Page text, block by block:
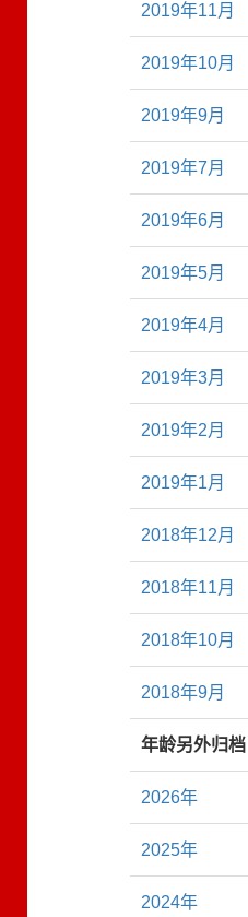
2019年11月
2019年10月
2019年9月
2019年7月
2019年6月
2019年5月
2019年4月
2019年3月
2019年2月
2019年1月
2018年12月
2018年11月
2018年10月
2018年9月
年龄另外归档
2026年
2025年
2024年